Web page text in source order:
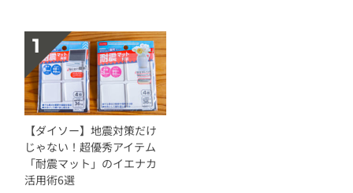
【ダイソー】地震対策だけ
じゃない！超優秀アイテム
「耐震マット」のイエナカ
活用術6選